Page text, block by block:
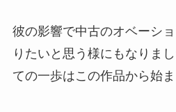
彼の影響で中古のオベーシ
りたいと思う様にもなりま
ての一歩はこの作品から始